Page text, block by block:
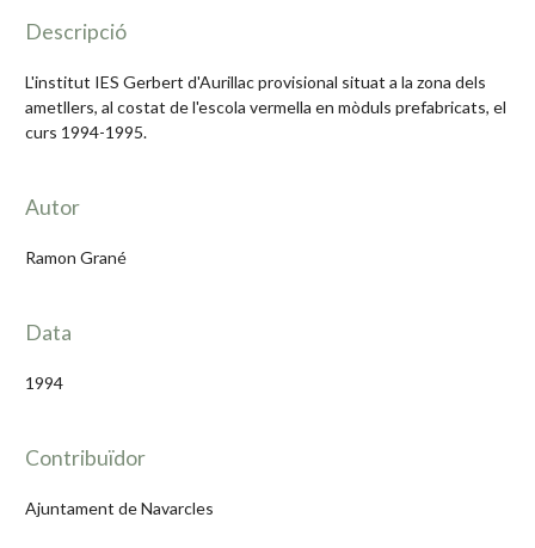
Descripció
L'institut IES Gerbert d'Aurillac provisional situat a la zona dels
ametllers, al costat de l'escola vermella en mòduls prefabricats, el
curs 1994-1995.
Autor
Ramon Grané
Data
1994
Contribuïdor
Ajuntament de Navarcles